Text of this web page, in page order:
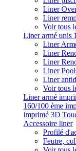
Liner
Liner
Voir tous
Liner armé unis
Liner
Liner
Liner
Liner
Liner
Voir tous
Liner armé
160/100 ème
imprimé 3D
Accessoire liner
Profilé
Feutre,